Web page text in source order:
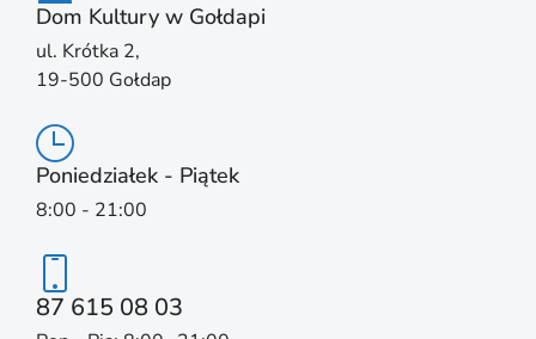
Dom Kultury w Gołdapi
ul. Krótka 2,
19-500 Gołdap
Poniedziałek - Piątek
8:00 - 21:00
87 615 08 03